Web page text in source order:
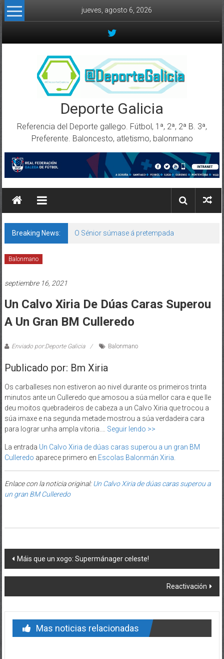
Skip to content
jueves, agosto 6, 2026
Deporte Galicia
Referencia del Deporte gallego. Fútbol, 1ª, 2ª, 2ª B. 3ª,
Preferente. Baloncesto, atletismo, balonmano
Breaking News: O Sénior súmase á pretempada
Balonmano
septiembre 16, 2021
Un Calvo Xiria De Dúas Caras Superou
A Un Gran BM Culleredo
Enviado por:Deporte Galicia Balonmano
Publicado por: Bm Xiria
Os carballeses non estiveron ao nivel durante os primeiros trinta
minutos ante un Culleredo que amosou a súa mellor cara e que lle
deu moitos quebradeiros de cabeza a un Calvo Xiria que trocou a
súa imaxe e na segunda metade mostrou a súa verdadeira cara
para lograr unha ampla vitoria.… Seguir lendo >>
La entrada Un Calvo Xiria de dúas caras superou a un gran BM
Culleredo aparece primero en Escolas Balonmán Xiria.
Enlace con la noticia original:Un Calvo Xiria de dúas caras superou a
un gran BM Culleredo
Post navigation
Máis que un xogo: Supermánager celeste!
Reactivación
Mas noticias relacionadas